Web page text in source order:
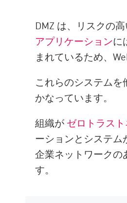
DMZ は、リスクの
アプリケーションに
まれているため、
これらのシステム
かなっています。
組織が ゼロトラス
ーションとシステム
企業ネットワークの
す。